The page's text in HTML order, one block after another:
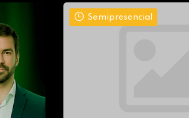
Semipresencial